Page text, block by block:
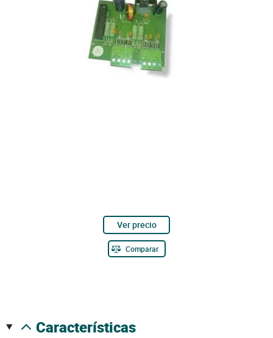
Ver precio
Comparar
características